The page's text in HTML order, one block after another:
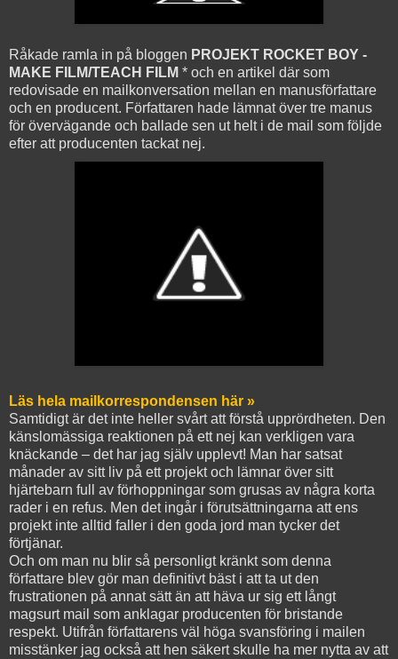
Råkade ramla in på bloggen PROJEKT ROCKET BOY -
MAKE FILM/TEACH FILM * och en artikel där som
redovisade en mailkonversation mellan en manusförfattare
och en producent. Författaren hade lämnat över tre manus
för övervägande och ballade sen ut helt i de mail som följde
efter att producenten tackat nej.
Läs hela mailkorrespondensen här »
Samtidigt är det inte heller svårt att förstå upprördheten. Den
känslomässiga reaktionen på ett nej kan verkligen vara
knäckande – det har jag själv upplevt! Man har satsat
månader av sitt liv på ett projekt och lämnar över sitt
hjärtebarn full av förhoppningar som grusas av några korta
rader i en refus. Men det ingår i förutsättningarna att ens
projekt inte alltid faller i den goda jord man tycker det
förtjänar.
Och om man nu blir så personligt kränkt som denna
författare blev gör man definitivt bäst i att ta ut den
frustrationen på annat sätt än att häva ur sig ett långt
magsurt mail som anklagar producenten för bristande
respekt. Utifrån författarens väl höga svansföring i mailen
misstänker jag också att hen säkert skulle ha mer nytta av att